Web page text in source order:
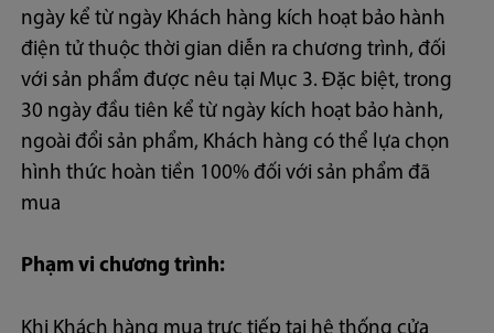
ngày kể từ ngày Khách hàng kích hoạt bảo hành
điện tử thuộc thời gian diễn ra chương trình, đối
với sản phẩm được nêu tại Mục 3. Đặc biệt, trong
30 ngày đầu tiên kể từ ngày kích hoạt bảo hành,
ngoài đổi sản phẩm, Khách hàng có thể lựa chọn
hình thức hoàn tiền 100% đối với sản phẩm đã
mua
Phạm vi chương trình: